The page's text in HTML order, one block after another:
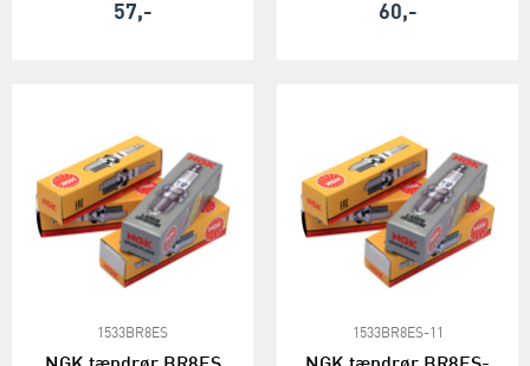
57,- 60,-
1533BR8ES 1533BR8ES-11